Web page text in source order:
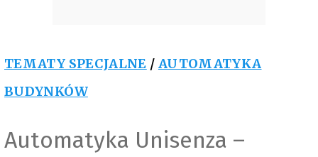
TEMATY SPECJALNE / AUTOMATYKA
BUDYNKÓW
Automatyka Unisenza –